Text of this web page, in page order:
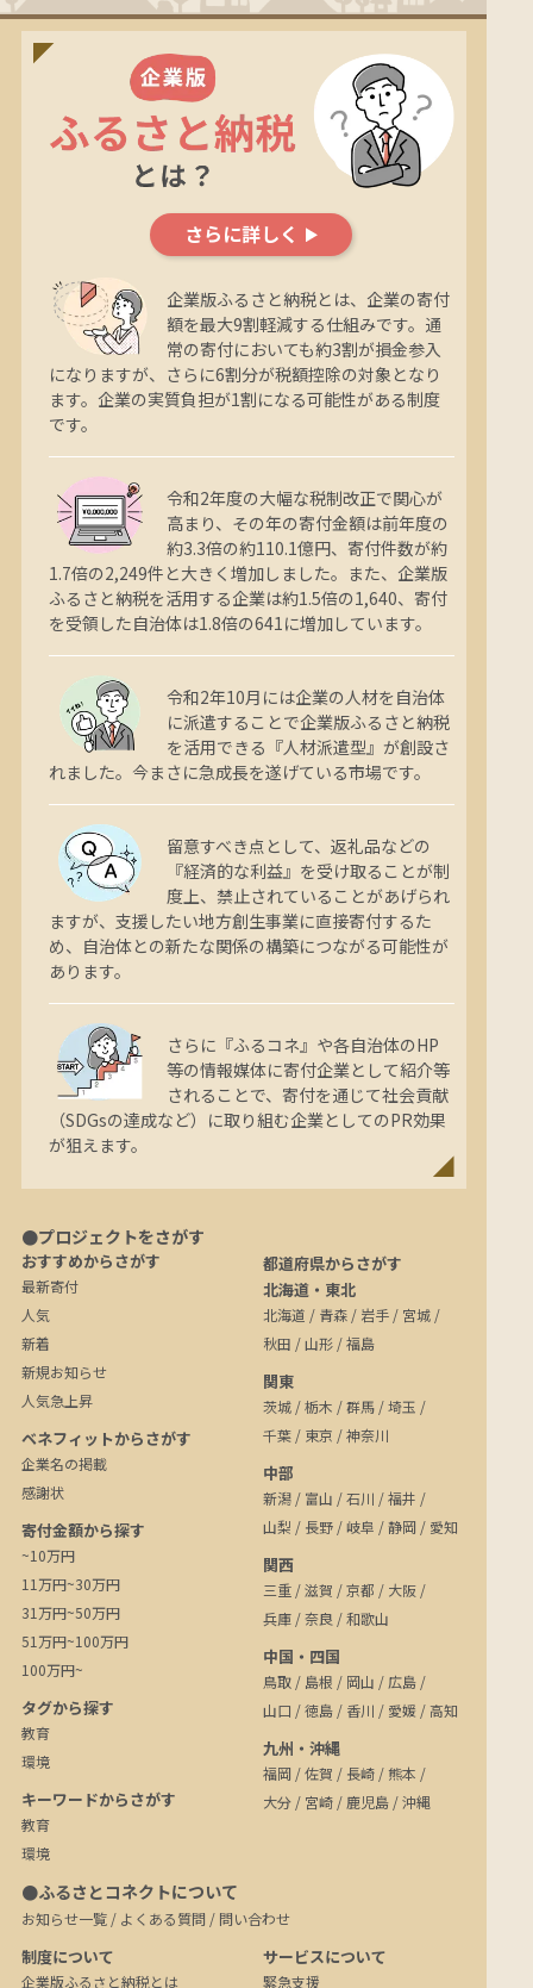
さらに詳しく
企業版ふるさと納税とは、企業の寄付
額を最大9割軽減する仕組みです。通
常の寄付においても約3割が損金参入
になりますが、さらに6割分が税額控除の対象となり
ます。企業の実質負担が1割になる可能性がある制度
です。
令和2年度の大幅な税制改正で関心が
高まり、その年の寄付金額は前年度の
約3.3倍の約110.1億円、寄付件数が約
1.7倍の2,249件と大きく増加しました。また、企業版
ふるさと納税を活用する企業は約1.5倍の1,640、寄付
を受領した自治体は1.8倍の641に増加しています。
令和2年10月には企業の人材を自治体
に派遣することで企業版ふるさと納税
を活用できる『人材派遣型』が創設さ
れました。今まさに急成長を遂げている市場です。
留意すべき点として、返礼品などの
『経済的な利益』を受け取ることが制
度上、禁止されていることがあげられ
ますが、支援したい地方創生事業に直接寄付するた
め、自治体との新たな関係の構築につながる可能性が
あります。
さらに『ふるコネ』や各自治体のHP
等の情報媒体に寄付企業として紹介等
されることで、寄付を通じて社会貢献
（SDGsの達成など）に取り組む企業としてのPR効果
が狙えます。
●プロジェクトをさがす
おすすめからさがす
最新寄付
人気
新着
新規お知らせ
人気急上昇
ベネフィットからさがす
企業名の掲載
感謝状
寄付金額から探す
~10万円
11万円~30万円
31万円~50万円
51万円~100万円
100万円~
タグから探す
教育
環境
キーワードからさがす
教育
環境
都道府県からさがす
北海道・東北
北海道 / 青森/ 岩手/ 宮城/
秋田 /山形/福島
関東
茨城/栃木 /群馬/埼玉 /
千葉/ 東京 /神奈川
中部
新潟/ 富山 /石川 /福井 /
山梨 / 長野/岐阜 /静岡 / 愛知
関西
三重/滋賀 /京都 / 大阪/
兵庫/奈良 /和歌山
中国・四国
鳥取/ 島根 / 岡山 / 広島/
山口 /徳島/ 香川 / 愛媛/高知
九州・沖縄
福岡 /佐賀 / 長崎/熊本 /
大分/ 宮崎/ 鹿児島/沖縄
●ふるさとコネクトについて
お知らせ一覧/ よくある質問 / 問い合わせ
制度について
企業版ふるさと納税とは
サービスについて
緊急支援